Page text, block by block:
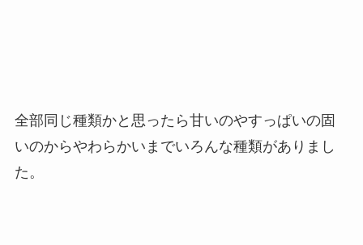
全部同じ種類かと思ったら甘いのやすっぱいの固
いのからやわらかいまでいろんな種類がありまし
た。